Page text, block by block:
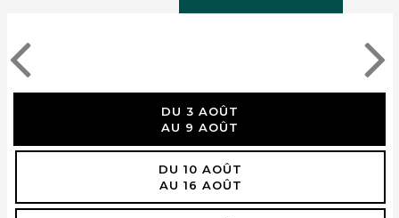
DU 3 AOÛT
AU 9 AOÛT
DU 10 AOÛT
AU 16 AOÛT